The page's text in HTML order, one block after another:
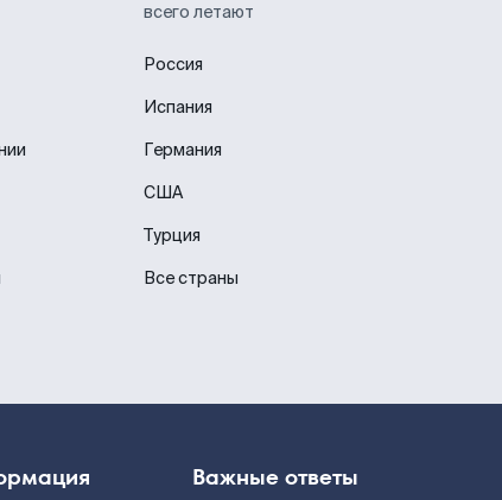
всего летают
Россия
Испания
Германия
США
Турция
Все страны
Важные ответы